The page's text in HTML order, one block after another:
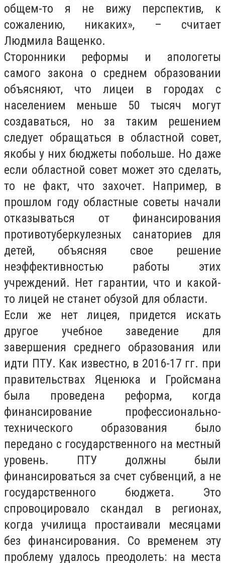
общем-то я не вижу перспектив, к
сожалению, никаких», – считает
Людмила Ващенко.
Сторонники реформы и апологеты
самого закона о среднем образовании
объясняют, что лицеи в городах с
населением меньше 50 тысяч могут
создаваться, но за таким решением
следует обращаться в областной совет,
якобы у них бюджеты побольше. Но даже
если областной совет может это сделать,
то не факт, что захочет. Например, в
прошлом году областные советы начали
отказываться от финансирования
противотуберкулезных санаториев для
детей, объясняя свое решение
неэффективностью работы этих
учреждений. Нет гарантии, что и какой-
то лицей не станет обузой для области.
Если же нет лицея, придется искать
другое учебное заведение для
завершения среднего образования или
идти ПТУ. Как известно, в 2016-17 гг. при
правительствах Яценюка и Гройсмана
была проведена реформа, когда
финансирование профессионально-
технического образования было
передано с государственного на местный
уровень. ПТУ должны были
финансироваться за счет субвенций, а не
государственного бюджета. Это
спровоцировало скандал в регионах,
когда училища простаивали месяцами
без финансирования. Со временем эту
проблему удалось преодолеть: на места